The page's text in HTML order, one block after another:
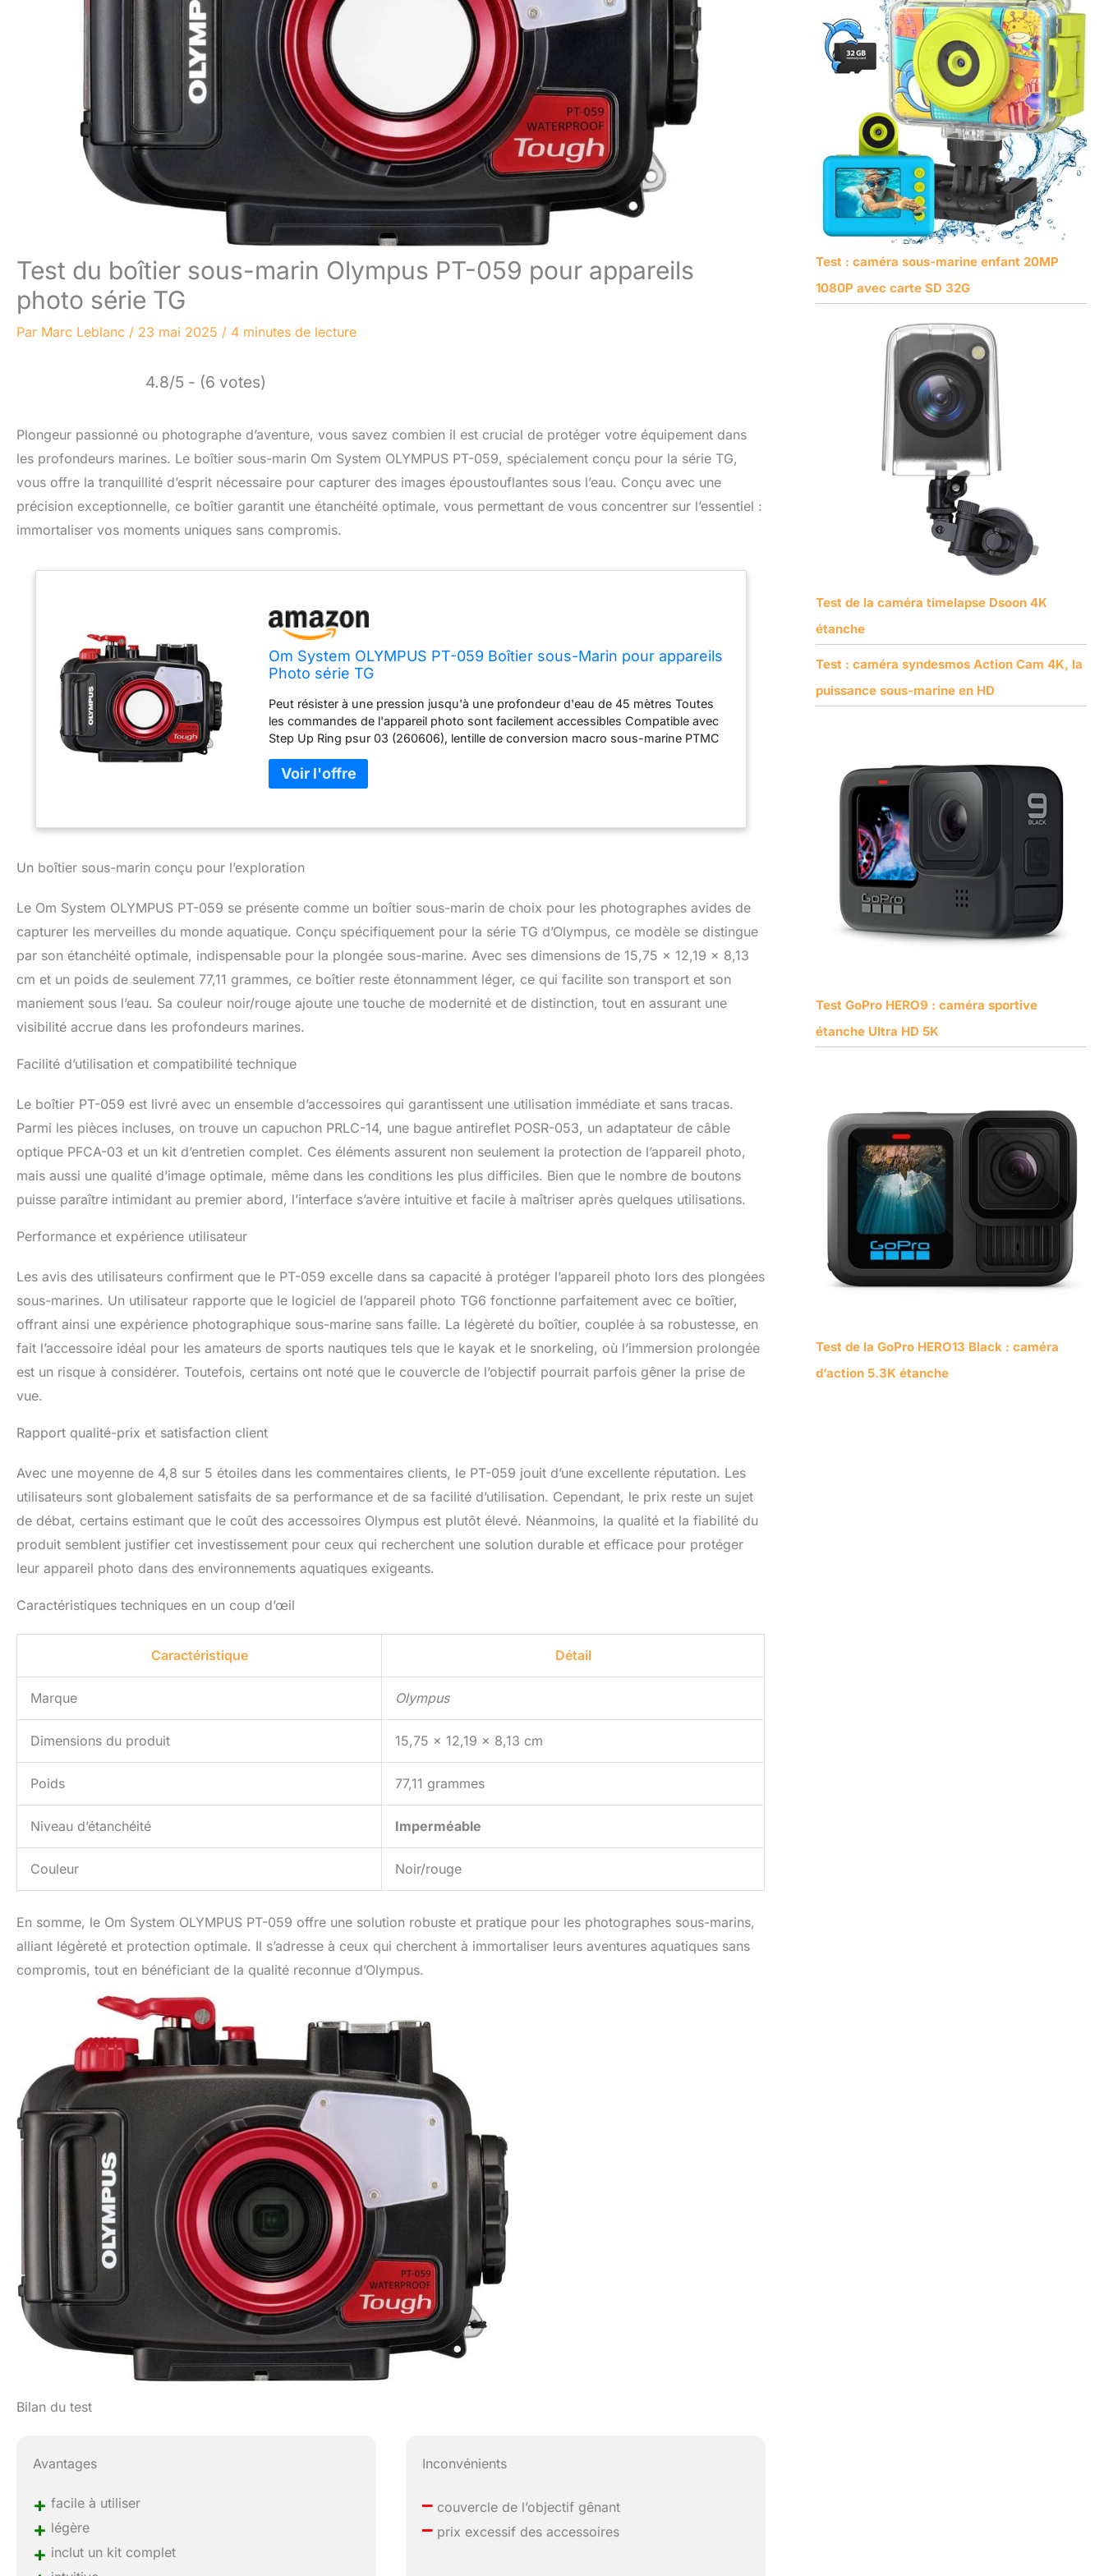
Test du boîtier sous-marin Olympus PT-059 pour appareils
photo série TG
Par Marc Leblanc / 23 mai 2025 / 4 minutes de lecture
4.8/5 - (6 votes)
Plongeur passionné ou photographe d’aventure, vous savez combien il est crucial de protéger votre équipement dans
les profondeurs marines. Le boîtier sous-marin Om System OLYMPUS PT-059, spécialement conçu pour la série TG,
vous offre la tranquillité d’esprit nécessaire pour capturer des images époustouflantes sous l’eau. Conçu avec une
précision exceptionnelle, ce boîtier garantit une étanchéité optimale, vous permettant de vous concentrer sur l’essentiel :
immortaliser vos moments uniques sans compromis.
Om System OLYMPUS PT-059 Boîtier sous-Marin pour appareils
Photo série TG
Peut résister à une pression jusqu'à une profondeur d'eau de 45 mètres Toutes
les commandes de l'appareil photo sont facilement accessibles Compatible avec
Step Up Ring psur 03 (260606), lentille de conversion macro sous-marine PTMC
séparément Peut accueillir deux flashs externes Livré avec joint torique pol 058,
adaptateur de câble optique pfca 03, capuchon de corps prlc 14, capot LCD pfud
de joint torique, kit d'entretien pms 02, gel de silicone, sangle
Un boîtier sous-marin conçu pour l’exploration
Le Om System OLYMPUS PT-059 se présente comme un boîtier sous-marin de choix pour les photographes avides de
capturer les merveilles du monde aquatique. Conçu spécifiquement pour la série TG d’Olympus, ce modèle se distingue
par son étanchéité optimale, indispensable pour la plongée sous-marine. Avec ses dimensions de 15,75 x 12,19 x 8,13
cm et un poids de seulement 77,11 grammes, ce boîtier reste étonnamment léger, ce qui facilite son transport et son
maniement sous l’eau. Sa couleur noir/rouge ajoute une touche de modernité et de distinction, tout en assurant une
visibilité accrue dans les profondeurs marines.
Facilité d’utilisation et compatibilité technique
Le boîtier PT-059 est livré avec un ensemble d’accessoires qui garantissent une utilisation immédiate et sans tracas.
Parmi les pièces incluses, on trouve un capuchon PRLC-14, une bague antireflet POSR-053, un adaptateur de câble
optique PFCA-03 et un kit d’entretien complet. Ces éléments assurent non seulement la protection de l’appareil photo,
mais aussi une qualité d’image optimale, même dans les conditions les plus difficiles. Bien que le nombre de boutons
puisse paraître intimidant au premier abord, l’interface s’avère intuitive et facile à maîtriser après quelques utilisations.
Performance et expérience utilisateur
Les avis des utilisateurs confirment que le PT-059 excelle dans sa capacité à protéger l’appareil photo lors des plongées
sous-marines. Un utilisateur rapporte que le logiciel de l’appareil photo TG6 fonctionne parfaitement avec ce boîtier,
offrant ainsi une expérience photographique sous-marine sans faille. La légèreté du boîtier, couplée à sa robustesse, en
fait l’accessoire idéal pour les amateurs de sports nautiques tels que le kayak et le snorkeling, où l’immersion prolongée
est un risque à considérer. Toutefois, certains ont noté que le couvercle de l’objectif pourrait parfois gêner la prise de
vue.
Rapport qualité-prix et satisfaction client
Avec une moyenne de 4,8 sur 5 étoiles dans les commentaires clients, le PT-059 jouit d’une excellente réputation. Les
utilisateurs sont globalement satisfaits de sa performance et de sa facilité d’utilisation. Cependant, le prix reste un sujet
de débat, certains estimant que le coût des accessoires Olympus est plutôt élevé. Néanmoins, la qualité et la fiabilité du
produit semblent justifier cet investissement pour ceux qui recherchent une solution durable et efficace pour protéger
leur appareil photo dans des environnements aquatiques exigeants.
Caractéristiques techniques en un coup d’œil
Caractéristique Détail
Marque Olympus
Dimensions du produit 15,75 x 12,19 x 8,13 cm
Poids 77,11 grammes
Niveau d’étanchéité Imperméable
Couleur Noir/rouge
En somme, le Om System OLYMPUS PT-059 offre une solution robuste et pratique pour les photographes sous-marins,
alliant légèreté et protection optimale. Il s’adresse à ceux qui cherchent à immortaliser leurs aventures aquatiques sans
compromis, tout en bénéficiant de la qualité reconnue d’Olympus.
Bilan du test
Avantages
+ facile à utiliser
+ légère
+ inclut un kit complet
Inconvénients
– couvercle de l’objectif gênant
– prix excessif des accessoires
Test : caméra sous-marine enfant 20MP
1080P avec carte SD 32G
Test de la caméra timelapse Dsoon 4K
étanche
Test : caméra syndesmos Action Cam 4K, la
puissance sous-marine en HD
Test GoPro HERO9 : caméra sportive
étanche Ultra HD 5K
Test de la GoPro HERO13 Black : caméra
d’action 5.3K étanche